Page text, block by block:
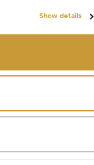
Show details